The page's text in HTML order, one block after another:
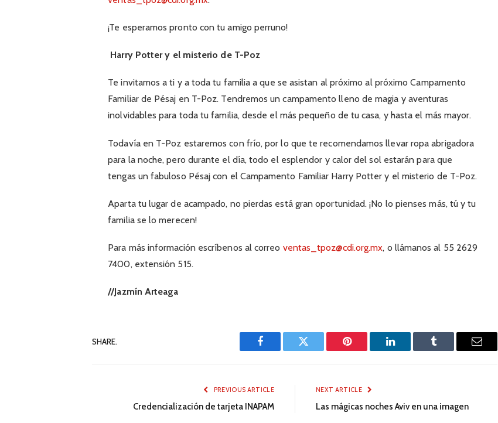
¡Te esperamos pronto con tu amigo perruno!
Harry Potter y el misterio de T-Poz
Te invitamos a ti y a toda tu familia a que se asistan al próximo al próximo Campamento
Familiar de Pésaj en T-Poz. Tendremos un campamento lleno de magia y aventuras
inolvidables para toda tu familia, desde el más pequeño de tu casa, y hasta el más mayor.
Todavía en T-Poz estaremos con frío, por lo que te recomendamos llevar ropa abrigadora
para la noche, pero durante el día, todo el esplendor y calor del sol estarán para que
tengas un fabuloso Pésaj con el Campamento Familiar Harry Potter y el misterio de T-Poz.
Aparta tu lugar de acampado, no pierdas está gran oportunidad. ¡No lo pienses más, tú y tu
familia se lo merecen!
Para más información escríbenos al correo ventas_tpoz@cdi.org.mx, o llámanos al 55 2629
7400, extensión 515.
//Jazmín Arteaga
SHARE.
Facebook Twitter Pinterest LinkedIn Tumblr Email
PREVIOUS ARTICLE
Credencialización de tarjeta INAPAM
NEXT ARTICLE
Las mágicas noches Aviv en una imagen